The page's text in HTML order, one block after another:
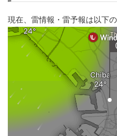
現在、雷情報・雷予報は以下の